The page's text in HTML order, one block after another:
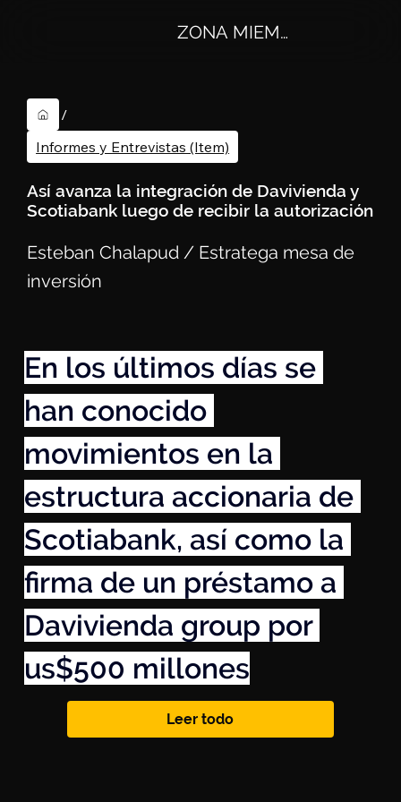
ZONA MIEMBROS
/
Informes y Entrevistas (Item)
Así avanza la integración de Davivienda y
Scotiabank luego de recibir la autorización
Esteban Chalapud / Estratega mesa de
inversión
En los últimos días se
han conocido
movimientos en la
estructura accionaria de
Scotiabank, así como la
firma de un préstamo a
Davivienda group por
us$500 millones
Leer todo